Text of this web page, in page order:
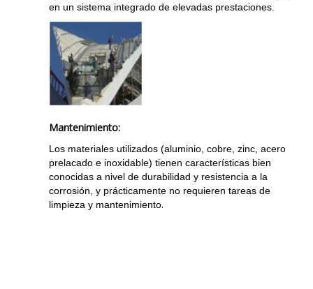
en un sistema integrado de elevadas prestaciones.
Mantenimiento:
Los materiales utilizados (aluminio, cobre, zinc, acero
prelacado e inoxidable) tienen características bien
conocidas a nivel de durabilidad y resistencia a la
corrosión, y prácticamente no requieren tareas de
limpieza y mantenimiento.